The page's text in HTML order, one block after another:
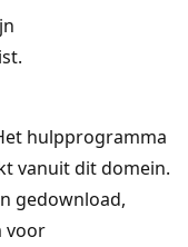
hulpprogramma
vanuit dit domein.
gedownload,
voor